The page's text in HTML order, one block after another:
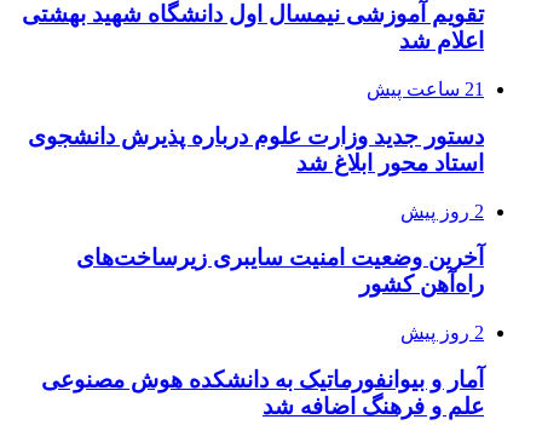
تقویم آموزشی نیمسال اول دانشگاه شهید بهشتی
اعلام شد
21 ساعت پیش
دستور جدید وزارت علوم درباره پذیرش دانشجوی
استاد محور ابلاغ شد
2 روز پیش
آخرین وضعیت امنیت سایبری زیرساخت‌های
راه‌آهن کشور
2 روز پیش
آمار و بیوانفورماتیک به دانشکده هوش مصنوعی
علم و فرهنگ اضافه شد